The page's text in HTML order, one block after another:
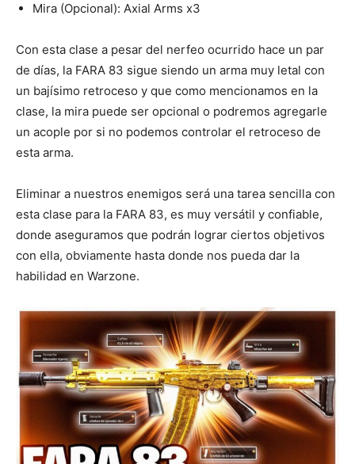
Mira (Opcional): Axial Arms x3
Con esta clase a pesar del nerfeo ocurrido hace un par
de días, la FARA 83 sigue siendo un arma muy letal con
un bajísimo retroceso y que como mencionamos en la
clase, la mira puede ser opcional o podremos agregarle
un acople por si no podemos controlar el retroceso de
esta arma.
Eliminar a nuestros enemigos será una tarea sencilla con
esta clase para la FARA 83, es muy versátil y confiable,
donde aseguramos que podrán lograr ciertos objetivos
con ella, obviamente hasta donde nos pueda dar la
habilidad en Warzone.